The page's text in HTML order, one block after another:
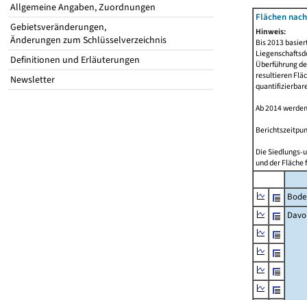
Allgemeine Angaben, Zuordnungen
Gebietsveränderungen,
Änderungen zum Schlüsselverzeichnis
Definitionen und Erläuterungen
Newsletter
Flächen
Hinweis:
Bis 2013
Überführung
resultieren
Ab 2014
Die Siedlungs-
und der Fläche